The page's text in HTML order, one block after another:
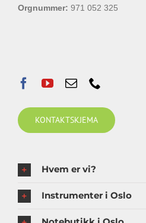
Orgnummer: 971 052 325
KONTAKTSKJEMA
Hvem er vi?
Instrumenter i Oslo